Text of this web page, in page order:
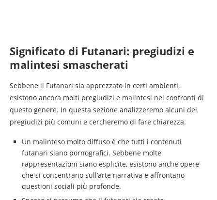
Significato di Futanari: pregiudizi e
malintesi smascherati
Sebbene il Futanari sia apprezzato in certi ambienti,
esistono ancora molti pregiudizi e malintesi nei confronti di
questo genere. In questa sezione analizzeremo alcuni dei
pregiudizi più comuni e cercheremo di fare chiarezza.
Un malinteso molto diffuso è che tutti i contenuti
futanari siano pornografici. Sebbene molte
rappresentazioni siano esplicite, esistono anche opere
che si concentrano sull’arte narrativa e affrontano
questioni sociali più profonde.